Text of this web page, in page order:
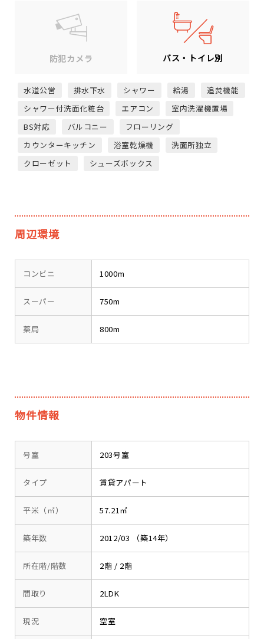
防犯カメラ バス・トイレ別
水道公営 排水下水 シャワー 給湯
追焚機能
シャワー付洗面化粧台
エアコン
室内洗濯機置場
BS対応
バルコニー
フローリング
カウンターキッチン
浴室乾燥機
洗面所独立
クローゼット
シューズボックス
周辺環境
コンビニ 1000m
スーパー 750m
薬局 800m
物件情報
号室 203号室
タイプ 賃貸アパート
平米（㎡） 57.21㎡
築年数 2012/03 （築14年）
所在階/階数 2階 / 2階
間取り 2LDK
現況 空室